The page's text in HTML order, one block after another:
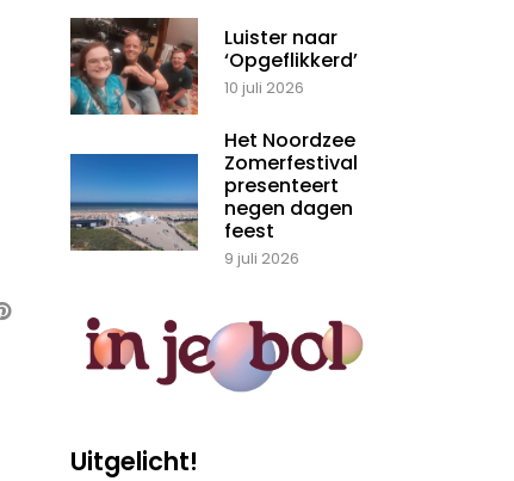
Luister naar
‘Opgeflikkerd’
10 juli 2026
Het Noordzee
Zomerfestival
presenteert
negen dagen
feest
9 juli 2026
Uitgelicht!